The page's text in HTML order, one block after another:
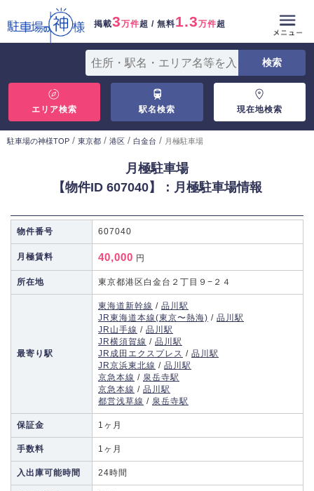
掲載3万件超 / 無料1.3万件超
エリア検索 駅名検索 現在地検索
駐車場の神様TOP / 東京都 / 港区 / 白金台 / 月極駐車場
月極駐車場
【物件ID 607040】：月極駐車場情報
物件番号 607040
月極賃料 40,000 円
所在地 東京都港区白金台２丁目９−２４
最寄り駅
東海道新幹線 / 品川駅
JR東海道本線(東京〜熱海) / 品川駅
JR山手線 / 品川駅
JR横須賀線 / 品川駅
JR成田エクスプレス / 品川駅
JR京浜東北線 / 品川駅
京急本線 / 泉岳寺駅
京急本線 / 品川駅
都営浅草線 / 泉岳寺駅
保証金 1ヶ月
手数料 1ヶ月
入出庫可能時間 24時間